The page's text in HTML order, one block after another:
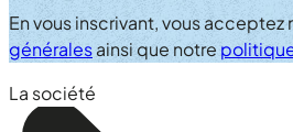
En vous inscrivant, vous acceptez
généralesainsi que notre
La société